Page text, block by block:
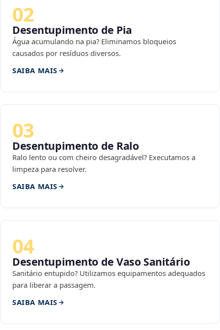
02
Desentupimento de Pia
Água acumulando na pia? Eliminamos bloqueios
causados por resíduos diversos.
SAIBA MAIS
03
Desentupimento de Ralo
Ralo lento ou com cheiro desagradável? Executamos a
limpeza para resolver.
SAIBA MAIS
04
Desentupimento de Vaso Sanitário
Sanitário entupido? Utilizamos equipamentos adequados
para liberar a passagem.
SAIBA MAIS